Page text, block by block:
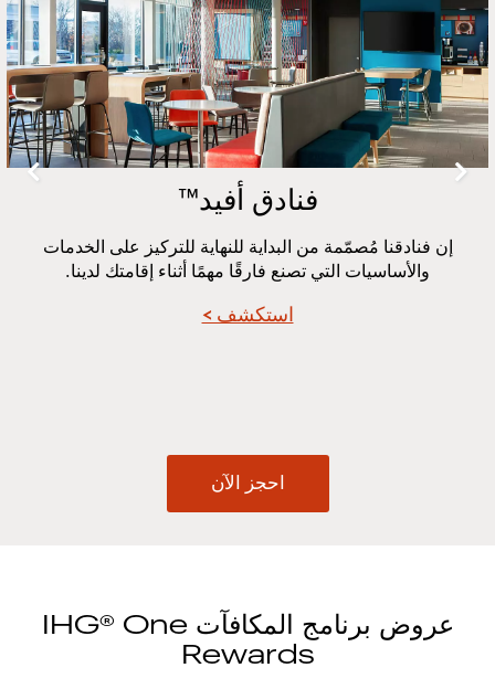
فنادق أفيد™
إن فنادقنا مُصمّمة من البداية للنهاية للتركيز على الخدمات
والأساسيات التي تصنع فارقًا مهمًا أثناء إقامتك لدينا.
استكشف >
احجز الآن
عروض برنامج المكافآت IHG® One
Rewards